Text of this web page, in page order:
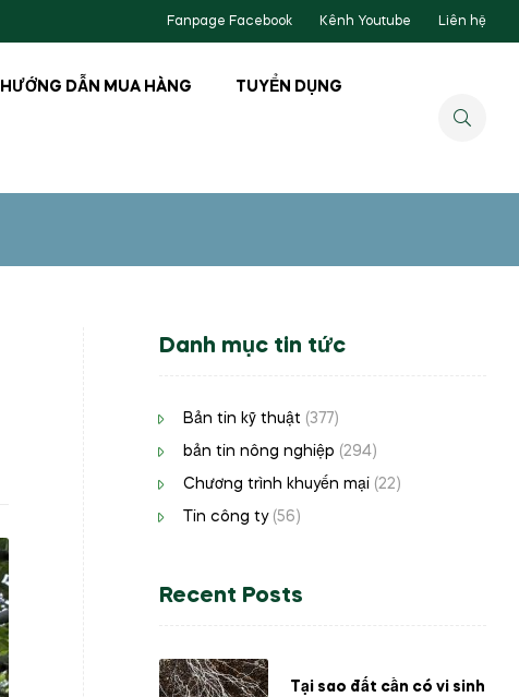
Fanpage Facebook Kênh Youtube Liên hệ
HƯỚNG DẪN MUA HÀNG TUYỂN DỤNG
Danh mục tin tức
Bản tin kỹ thuật (377)
bản tin nông nghiệp (294)
Chương trình khuyến mại (22)
Tin công ty(56)
Recent Posts
Tại sao đất cần có vi sinh